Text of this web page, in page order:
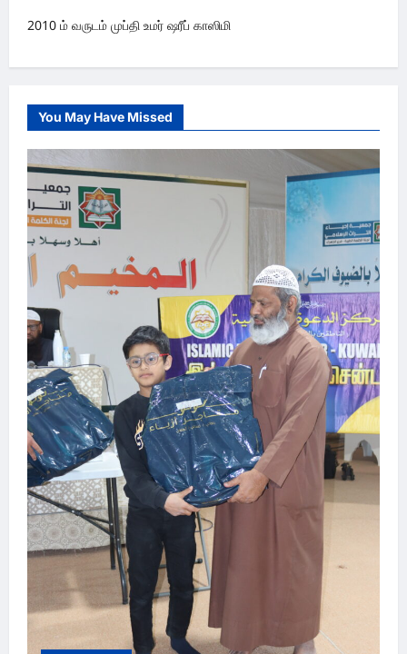
2010 ம் வருடம் முப்தி உமர் ஷரீப் காஸிமி
You May Have Missed